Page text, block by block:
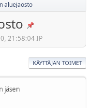
aluejaosto
21:58:04 IP
KÄYTTÄJÄN TOIMET
jäsen